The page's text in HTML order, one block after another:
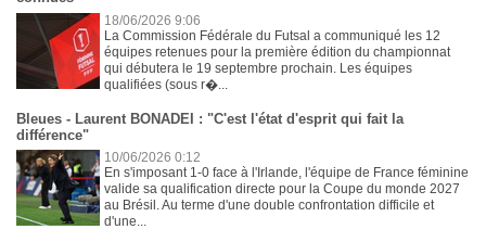
18/06/2026 9:06
La Commission Fédérale du Futsal a communiqué les 12
équipes retenues pour la première édition du championnat
qui débutera le 19 septembre prochain. Les équipes
qualifiées (sous r�...
Bleues - Laurent BONADEI : "C'est l'état d'esprit qui fait la
différence"
10/06/2026 0:12
En s'imposant 1-0 face à l'Irlande, l'équipe de France féminine
valide sa qualification directe pour la Coupe du monde 2027
au Brésil. Au terme d'une double confrontation difficile et
d'une...